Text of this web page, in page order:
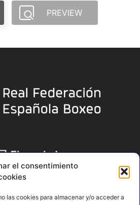
el consentimiento
las cookies para almacenar y/o acceder a
PREVIEW